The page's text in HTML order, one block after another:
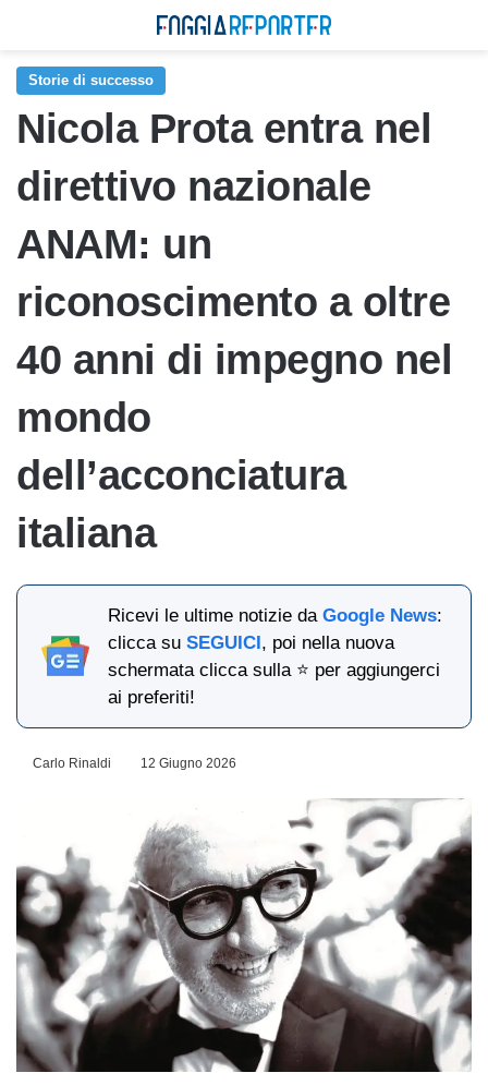
Storie di successo
Nicola Prota entra nel
direttivo nazionale
ANAM: un
riconoscimento a oltre
40 anni di impegno nel
mondo
dell’acconciatura
italiana
Ricevi le ultime notizie daGoogle News:
clicca suSEGUICI, poi nella nuova
schermata clicca sulla ⭐ per aggiungerci
ai preferiti!
Carlo Rinaldi 12 Giugno 2026